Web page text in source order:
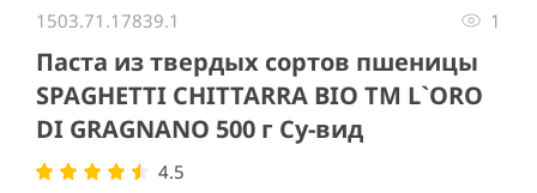
1503.71.17839.1 1
Паста из твердых сортов пшеницы
SPAGHETTI CHITTARRA BIO ТМ L`ORO
DI GRAGNANO 500 г Су-вид
4.5